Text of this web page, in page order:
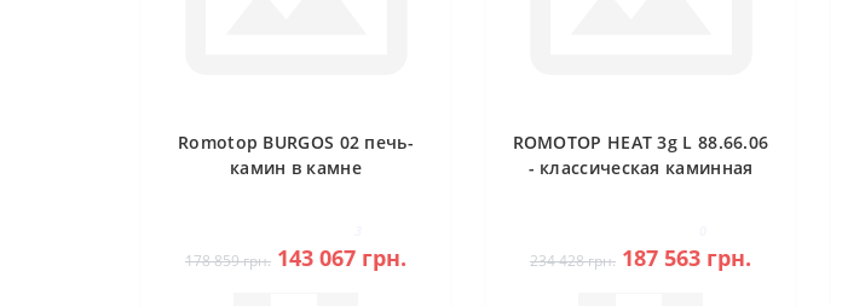
Romotop BURGOS 02 печь-
камин в камне
178 859 грн. 143 067 грн.
ROMOTOP HEAT 3g L 88.66.06
- классическая каминная
234 428 грн. 187 563 грн.